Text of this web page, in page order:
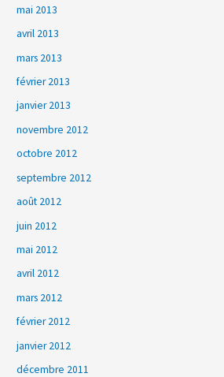
mai 2013
avril 2013
mars 2013
février 2013
janvier 2013
novembre 2012
octobre 2012
septembre 2012
août 2012
juin 2012
mai 2012
avril 2012
mars 2012
février 2012
janvier 2012
décembre 2011